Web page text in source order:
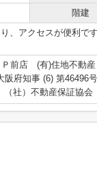
階建
、アクセスが便利で
Ｐ前店 (有)住地不動産
阪府知事 (6) 第46496号
（社）不動産保証協会